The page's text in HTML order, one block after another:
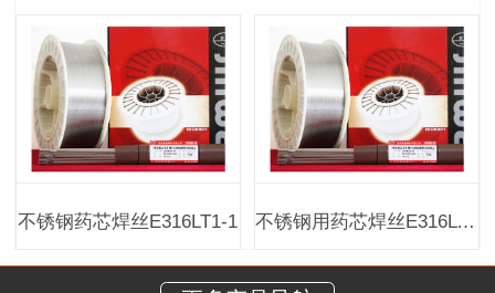
不锈钢药芯焊丝E316LT1-1 不锈钢用药芯焊丝E316LT1-1